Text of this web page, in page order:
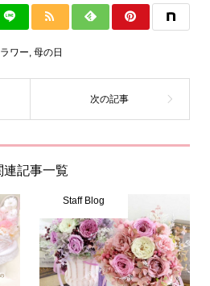
ワー 母の日
連記事一覧
Staff Blog